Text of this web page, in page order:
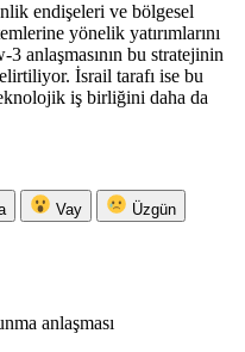
endişeleri ve bölgesel
yönelik yatırımlarını
3 anlaşmasının bu stratejinin
İsrail tarafı ise bu
iş birliğini daha da
Vay Üzgün
anlaşması